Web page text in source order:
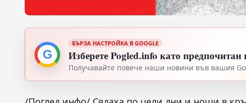
G
БЪРЗА НАСТРОЙКА В GOOGLE
Изберете Pogled.info като предпочитан
Получавайте повече наши новини във вашия